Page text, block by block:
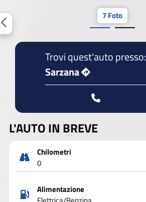
7 Foto
Trovi quest'auto presso:
Sarzana
L'AUTO IN BREVE
Chilometri
0
Alimentazione